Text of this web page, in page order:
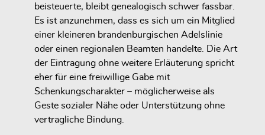
beisteuerte, bleibt genealogisch schwer fassbar.
Es ist anzunehmen, dass es sich um ein Mitglied
einer kleineren brandenburgischen Adelslinie
oder einen regionalen Beamten handelte. Die Art
der Eintragung ohne weitere Erläuterung spricht
eher für eine freiwillige Gabe mit
Schenkungscharakter – möglicherweise als
Geste sozialer Nähe oder Unterstützung ohne
vertragliche Bindung.